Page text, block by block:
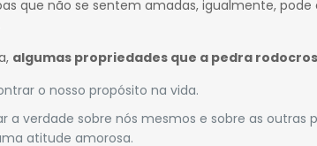
que não se sentem amadas, igualmente,
algumas propriedades que a pedra
o nosso propósito na vida.
a verdade sobre nós mesmos e sobre as outras
atitude amorosa.